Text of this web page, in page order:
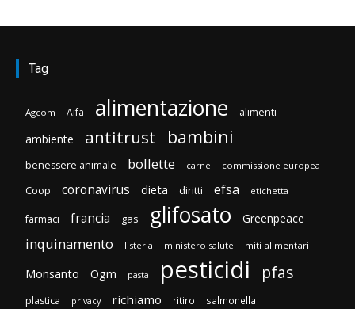
Tag
Agcom Aifa alimentazione alimenti
ambiente antitrust bambini
benessere animale bollette carne commissione europea
Coop coronavirus dieta diritti efsa etichetta
farmaci francia gas glifosato Greenpeace
inquinamento listeria ministero salute miti alimentari
Monsanto Ogm pasta pesticidi pfas
plastica privacy richiamo ritiro salmonella